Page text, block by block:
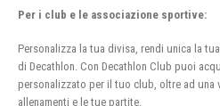
Per i club e le associazione sportive:
Personalizza la tua divisa, rendi unica la
di Decathlon. Con Decathlon Club puoi
personalizzato per il tuo club, oltre ad una
allenamenti e le tue partite.